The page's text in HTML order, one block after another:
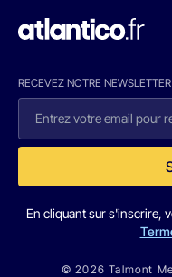
RECEVEZ NOTRE NEWSLETTER
En cliquant sur s'inscrire,
© 2026 Talmont